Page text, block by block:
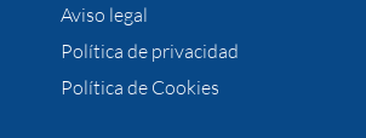
Aviso legal
Política de privacidad
Política de Cookies